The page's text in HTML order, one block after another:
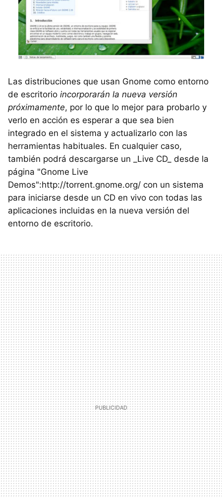
Las distribuciones que usan Gnome como entorno
de escritorio incorporarán la nueva versión
próximamente, por lo que lo mejor para probarlo y
verlo en acción es esperar a que sea bien
integrado en el sistema y actualizarlo con las
herramientas habituales. En cualquier caso,
también podrá descargarse un _Live CD_ desde la
página "Gnome Live
Demos":http://torrent.gnome.org/ con un sistema
para iniciarse desde un CD en vivo con todas las
aplicaciones incluidas en la nueva versión del
entorno de escritorio.